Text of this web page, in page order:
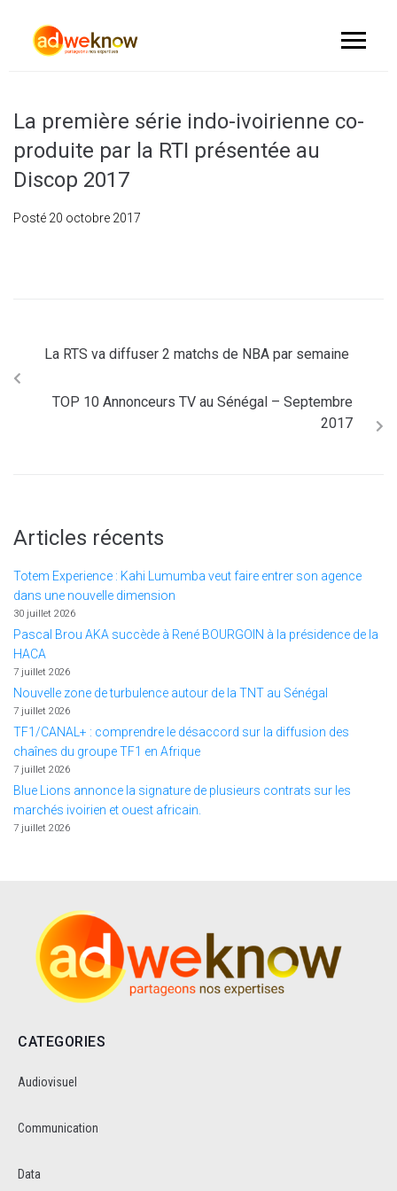
La première série indo-ivoirienne co-
produite par la RTI présentée au
Discop 2017
Posté 20 octobre 2017
La RTS va diffuser 2 matchs de NBA par semaine
TOP 10 Annonceurs TV au Sénégal – Septembre
2017
Articles récents
Totem Experience : Kahi Lumumba veut faire entrer son agence
dans une nouvelle dimension
30 juillet 2026
Pascal Brou AKA succède à René BOURGOIN à la présidence de la
HACA
7 juillet 2026
Nouvelle zone de turbulence autour de la TNT au Sénégal
7 juillet 2026
TF1/CANAL+ : comprendre le désaccord sur la diffusion des
chaînes du groupe TF1 en Afrique
7 juillet 2026
Blue Lions annonce la signature de plusieurs contrats sur les
marchés ivoirien et ouest africain.
7 juillet 2026
CATEGORIES
Audiovisuel
Communication
Data